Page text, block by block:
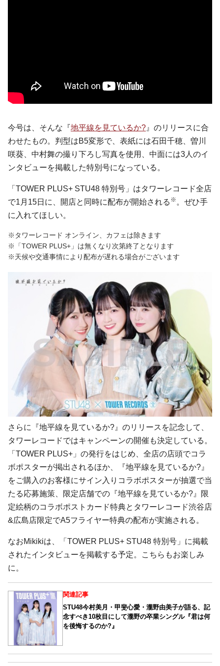
今号は、そんな『地平線を見ているか? 』のリリースに合
わせたもの。判型はB5変形で、表紙には石田千穂、曽川
咲葵、中村舞の撮り下ろし写真を使用、中面には3人のイ
ンタビューを掲載した特別号になっている。
「TOWER PLUS+ STU48 特別号」はタワーレコード全店
で1月15日に、開店と同時に配布が開始される ※ 。ぜひ手
に入れてほしい。
※タワーレコード オンライン、カフェは除きます
※「TOWER PLUS+」は無くなり次第終了となります
※天候や交通事情により配布が遅れる場合がございます
さらに『地平線を見ているか?』のリリースを記念して、
タワーレコードではキャンペーンの開催も決定している。
「TOWER PLUS+」の発行をはじめ、全店の店頭でコラ
ボポスターが掲出されるほか、『地平線を見ているか?』
をご購入のお客様にサイン入りコラボポスターが抽選で当
たる応募施策、限定店舗での『地平線を見ているか?』限
定絵柄のコラボポストカード特典とタワーレコード渋谷店
&広島店限定でA5フライヤー特典の配布が実施される。
なおMikikiは、「TOWER PLUS+ STU48 特別号」に掲載
されたインタビューを掲載する予定。こちらもお楽しみ
に。
関連記事
STU48今村美月・甲斐心愛・瀧野由美子が語る、記
念すべき10枚目にして瀧野の卒業シングル『君は何
を後悔するのか?』